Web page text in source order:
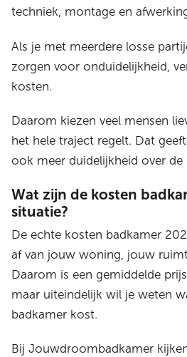
techniek, montage en
Als je met meerdere losse
zorgen voor onduidelijkheid,
kosten.
Daarom kiezen veel mensen
het hele traject regelt. Dat
ook meer duidelijkheid over de
Wat zijn de kosten
situatie?
De echte kosten badkamer
af van jouw woning, jouw
Daarom is een gemiddelde
maar uiteindelijk wil je weten
badkamer kost.
Bij Jouwdroombadkamer